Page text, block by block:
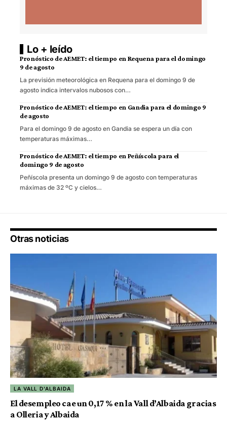
Lo + leído
Pronóstico de AEMET: el tiempo en Requena para el domingo
9 de agosto
La previsión meteorológica en Requena para el domingo 9 de
agosto indica intervalos nubosos con…
Pronóstico de AEMET: el tiempo en Gandia para el domingo 9
de agosto
Para el domingo 9 de agosto en Gandia se espera un día con
temperaturas máximas…
Pronóstico de AEMET: el tiempo en Peñíscola para el
domingo 9 de agosto
Peñíscola presenta un domingo 9 de agosto con temperaturas
máximas de 32 ºC y cielos…
Otras noticias
LA VALL D'ALBAIDA
El desempleo cae un 0,17 % en la Vall d’Albaida gracias
a Olleria y Albaida